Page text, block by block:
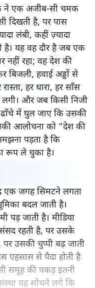
एक अजीब‑सी चमक
दिखती है, पर पास
लंबी, कहीं ज़्यादा
है। यह वह दौर है जब एक
नहीं रहा; वह देश की
बिजली, हवाई अड्डों से
हर धारा, हर साँस
और जब किसी निजी
ढाँचे में घुल जाए कि उसकी
आलोचना को “देश की
पड़ता है कि
रूप ले चुका है।
एक जगह सिमटने लगता
बदल जाती है।
पड़ जाती है। मीडिया
रहती है, पर उसके
उसकी चुप्पी बढ़ जाती
एहसास से पैदा होती है
समूह की पकड़ इतनी
यह सोचने लगे कि